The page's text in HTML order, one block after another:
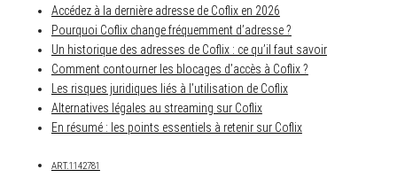
Accédez à la dernière adresse de Coflix en 2026
Pourquoi Coflix change fréquemment d’adresse ?
Un historique des adresses de Coflix : ce qu’il faut savoir
Comment contourner les blocages d’accès à Coflix ?
Les risques juridiques liés à l’utilisation de Coflix
Alternatives légales au streaming sur Coflix
En résumé : les points essentiels à retenir sur Coflix
ART.1142781
a
c
h
f
r
: